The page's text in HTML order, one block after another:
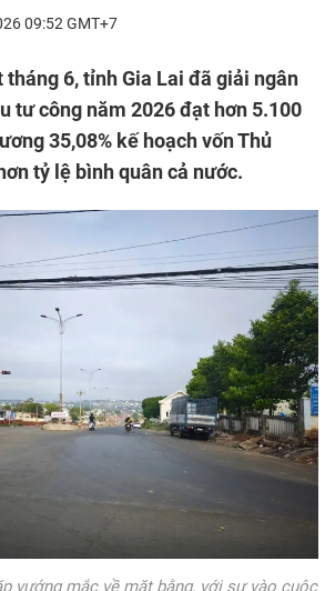
09:52 GMT+7
tháng 6, tỉnh Gia Lai đã giải ngân
tư công năm 2026 đạt hơn 5.100
35,08% kế hoạch vốn Thủ
tỷ lệ bình quân cả nước.
vướng mắc về mặt bằng, với sự vào cuộc